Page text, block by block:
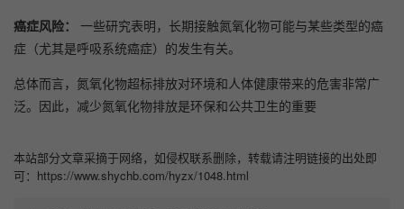
癌症风险：
一些研究表明，长期接触氮氧化物可能与某些类型的癌
症（尤其是呼吸系统癌症）的发生有关。
总体而言，氮氧化物超标排放对环境和人体健康带来的危害非常广
泛。因此，减少氮氧化物排放是环保和公共卫生的重要
本站部分文章采摘于网络，如侵权联系删除，转载请注明链接的出处即
可：https://www.shychb.com/hyzx/1048.html